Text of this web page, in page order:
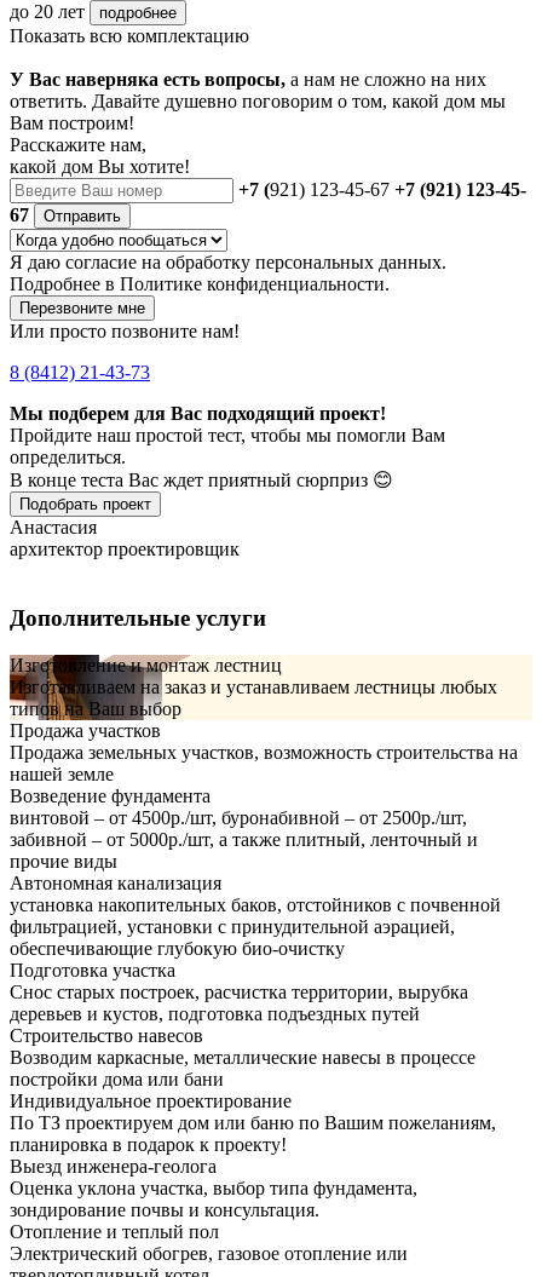
до 20 лет
подробнее
Показать всю комплектацию
У Вас наверняка есть вопросы, а нам не сложно на них
ответить. Давайте душевно поговорим о том, какой дом мы
Вам построим!
Расскажите нам,
какой дом Вы хотите!
+7 (921) 123-45-67 +7 (921) 123-45-
67
Отправить
Я даю согласие на обработку персональных данных.
Подробнее в Политике конфиденциальности.
Перезвоните мне
Или просто позвоните нам!
8 (8412) 21-43-73
Мы подберем для Вас подходящий проект!
Пройдите наш простой тест, чтобы мы помогли Вам
определиться.
В конце теста Вас ждет приятный сюрприз 😊
Подобрать проект
Анастасия
архитектор проектировщик
Дополнительные услуги
Изготовление и монтаж лестниц
Изготавливаем на заказ и устанавливаем лестницы любых
типов на Ваш выбор
Продажа участков
Продажа земельных участков, возможность строительства на
нашей земле
Возведение фундамента
винтовой – от 4500р./шт, буронабивной – от 2500р./шт,
забивной – от 5000р./шт, а также плитный, ленточный и
прочие виды
Автономная канализация
установка накопительных баков, отстойников с почвенной
фильтрацией, установки с принудительной аэрацией,
обеспечивающие глубокую био-очистку
Подготовка участка
Снос старых построек, расчистка территории, вырубка
деревьев и кустов, подготовка подъездных путей
Строительство навесов
Возводим каркасные, металлические навесы в процессе
постройки дома или бани
Индивидуальное проектирование
По ТЗ проектируем дом или баню по Вашим пожеланиям,
планировка в подарок к проекту!
Выезд инженера-геолога
Оценка уклона участка, выбор типа фундамента,
зондирование почвы и консультация.
Отопление и теплый пол
Электрический обогрев, газовое отопление или